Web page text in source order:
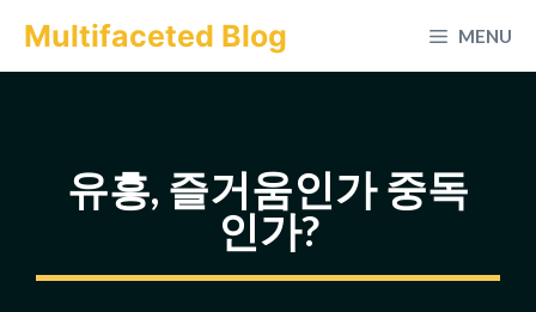
Multifaceted Blog MENU
유흥, 즐거움인가 중독
인가?